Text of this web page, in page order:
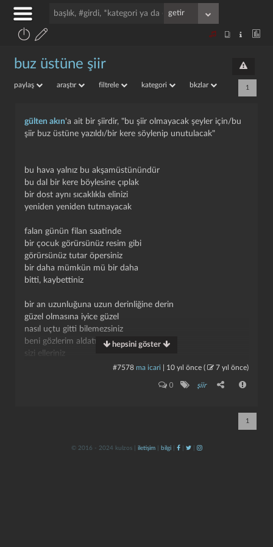
buz üstüne şiir
paylaş araştır filtrele kategori bkzlar 1
gülten akın'a ait bir şiirdir, "bu şiir olmayacak şeyler için/bu
şiir buz üstüne yazıldı/bir kere söylenip unutulacak"
bu hava yalnız bu akşamüstünündür
bu dal bir kere böylesine çıplak
bir dost aynı sıcaklıkla elinizi
yeniden yeniden tutmayacak
falan günün filan saatinde
bir çocuk görürsünüz resim gibi
görürsünüz tutar öpersiniz
bir daha mümkün mü bir daha
bitti, kaybettiniz
bir an uzunluğuna uzun derinliğine derin
güzel olmasına iyice güzel
nasıl uçtu gitti bilemezsiniz
beni gözlerim aldatır milyonla
sizi elleriniz
hepsini göster
#7578 ma icari 10 yıl önce ( 7 yıl önce)
0 şiir
1
kapat kaydet
© 2016 - 2024 kulzos | iletişim| bilgi| | |